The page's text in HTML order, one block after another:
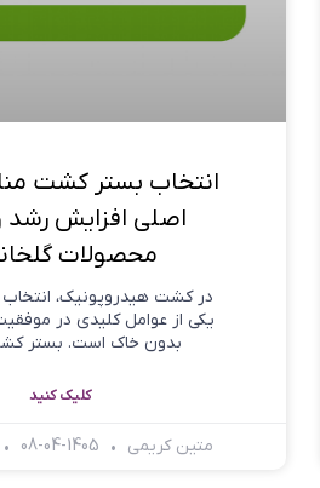
انتخاب بستر کشت
اصلی افزایش رشد
محصولات
در کشت هیدروپونیک،
یکی از عوامل کلیدی در
بدون خاک است. بستر
کلیک کنید
متین کریمی